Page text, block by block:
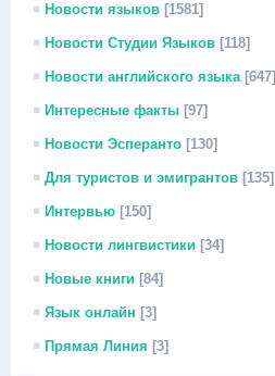
Новости языков [1581]
Новости Студии Языков [118]
Новости английского языка [647]
Интересные факты [97]
Новости Эсперанто [130]
Для туристов и эмигрантов [135]
Интервью [150]
Новости лингвистики [34]
Новые книги [84]
Язык онлайн [3]
Прямая Линия [3]